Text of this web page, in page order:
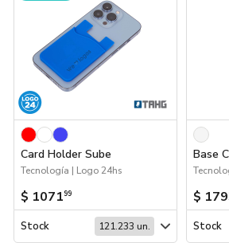
Card Holder Sube
Tecnología | Logo 24hs
$ 107199
Stock 121.233 un.
Base
$
Stock